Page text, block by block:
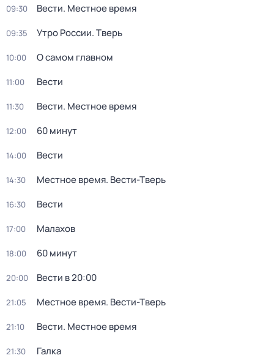
09:30 Вести. Местное время
09:35 Утро России. Тверь
10:00 О самом главном
11:00 Вести
11:30 Вести. Местное время
12:00 60 минут
14:00 Вести
14:30 Местное время. Вести-Тверь
16:30 Вести
17:00 Малахов
18:00 60 минут
20:00 Вести в 20:00
21:05 Местное время. Вести-Тверь
21:10 Вести. Местное время
21:30 Галка